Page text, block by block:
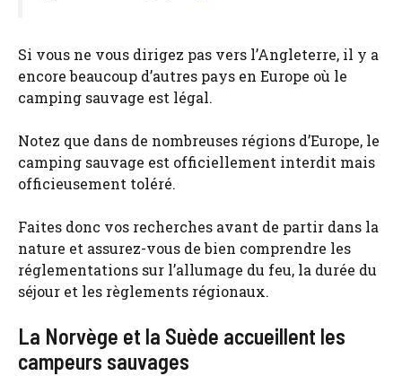
Si vous ne vous dirigez pas vers l’Angleterre, il y a
encore beaucoup d’autres pays en Europe où le
camping sauvage est légal.
Notez que dans de nombreuses régions d’Europe, le
camping sauvage est officiellement interdit mais
officieusement toléré.
Faites donc vos recherches avant de partir dans la
nature et assurez-vous de bien comprendre les
réglementations sur l’allumage du feu, la durée du
séjour et les règlements régionaux.
La Norvège et la Suède accueillent les
campeurs sauvages